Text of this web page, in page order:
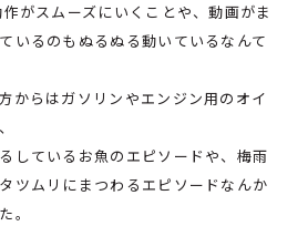
がスムーズにいくことや、動画がま
いるのもぬるぬる動いているなんて
からはガソリンやエンジン用のオイ
しているお魚のエピソードや、梅雨
ツムリにまつわるエピソードなんか
。